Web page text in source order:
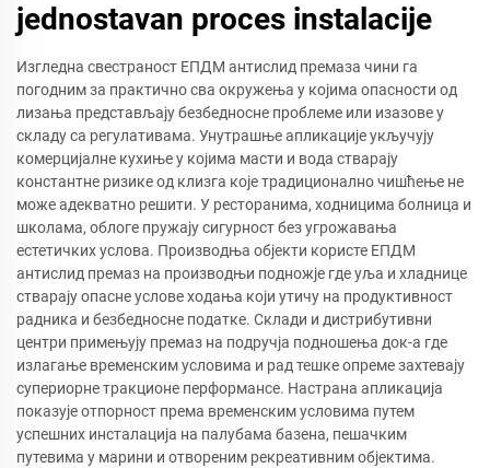
jednostavan proces instalacije
Изгледна свестраност ЕПДМ антислид премаза чини га
погодним за практично сва окружења у којима опасности од
лизања представљају безбедносне проблеме или изазове у
складу са регулативама. Унутрашње апликације укључују
комерцијалне кухиње у којима масти и вода стварају
константне ризике од клизга које традиционално чишћење не
може адекватно решити. У ресторанима, ходницима болница и
школама, облоге пружају сигурност без угрожавања
естетичких услова. Производња објекти користе ЕПДМ
антислид премаз на производњи подножје где уља и хладнице
стварају опасне услове ходања који утичу на продуктивност
радника и безбедносне податке. Склади и дистрибутивни
центри примењују премаз на подручја подношења док-а где
излагање временским условима и рад тешке опреме захтевају
супериорне тракционе перформансе. Настрана апликација
показује отпорност према временским условима путем
успешних инсталација на палубама базена, пешачким
путевима у марини и отвореним рекреативним објектима.